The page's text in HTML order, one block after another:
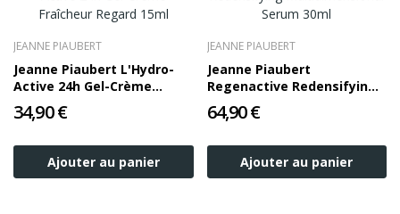
JEANNE PIAUBERT
Jeanne Piaubert L'Hydro-
Active 24h Gel-Crème
Fraîcheur Regard 15ml
34,90 €
Ajouter au panier
JEANNE PIAUBERT
Jeanne Piaubert
Regenactive Redensifying
Multidimensional Serum
30ml
64,90 €
Ajouter au panier